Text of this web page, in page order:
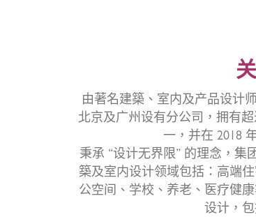
由著名建築、室内及产品设计
北京及广州设有分公司，拥有
一，并在 2018
秉承 “设计无界限” 的理念，集
築及室内设计领域包括：高端
公空间、学校、养老、医疗健
设计，